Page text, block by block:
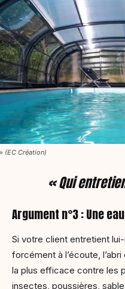
(EC Création)
« Qui
Argument n°3 : Une
Si votre client entretient
forcément à l’écoute,
la plus efficace contre les
insectes, poussières,